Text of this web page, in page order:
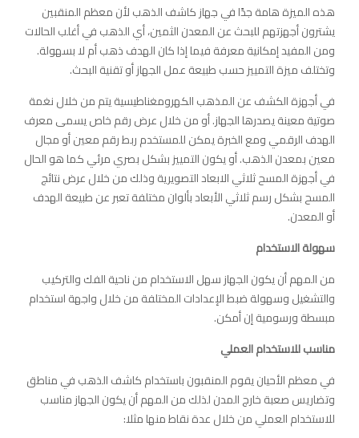
هذه الميزة هامة جدًا في جهاز كاشف الذهب لأن معظم المنقبين
يشترون أجهزتهم للبحث عن المعدن الثمين، أي الذهب في أغلب الحالات
ومن المفيد إمكانية معرفة فيما إذا كان الهدف ذهب أم لا بسهولة.
وتختلف ميزة التمييز حسب طبيعة عمل الجهاز أو تقنية البحث.
في أجهزة الكشف عن المذهب الكهرومغناطيسية يتم من خلال نغمة
صوتية معينة يصدرها الجهاز. أو من خلال عرض رقم خاص يسمى معرف
الهدف الرقمي ومع الخبرة يمكن للمستخدم ربط رقم معين أو مجال
معين بمعدن الذهب. أو يكون التمييز بشكل بصري مرئي كما هو الحال
في أجهزة المسح ثلاثي الابعاد التصويرية وذلك من خلال عرض نتائج
المسح بشكل رسم ثلاثي الأبعاد بألوان مختلفة تعبر عن طبيعة الهدف
أو المعدن.
سهولة الاستخدام
من المهم أن يكون الجهاز سهل الاستخدام من ناحية الفك والتركيب
والتشغيل وسهولة ضبط الإعدادات المختلفة من خلال واجهة استخدام
مبسطة ورسومية إن أمكن.
مناسب للاستخدام العملي
في معظم الأحيان يقوم المنقبون باستخدام كاشف الذهب في مناطق
وتضاريس صعبة خارج المدن لذلك من المهم أن يكون الجهاز مناسب
للاستخدام العملي من خلال عدة نقاط منها مثلا: